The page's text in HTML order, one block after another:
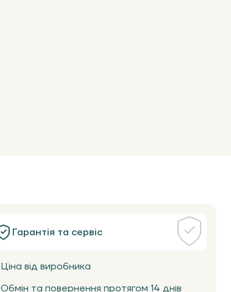
Гарантія та сервіс
Ціна від виробника
Обмін та повернення протягом 14 днів